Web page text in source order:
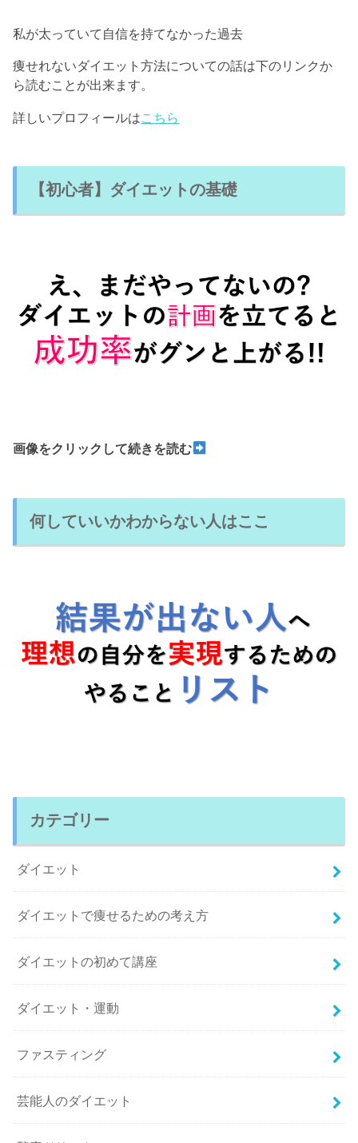
私が太っていて自信を持てなかった過去
痩せれないダイエット方法についての話は下のリンクか
ら読むことが出来ます。
詳しいプロフィールは こちら
【初心者】ダイエットの基礎
画像をクリックして続きを読む
何していいかわからない人はここ
カテゴリー
ダイエット
ダイエットで痩せるための考え方
ダイエットの初めて講座
ダイエット・運動
ファスティング
芸能人のダイエット